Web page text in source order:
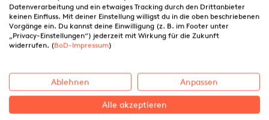
Instagram für Autoren
31.05.2016 ·Anja Meiners
Datenverarbeitung und ein etwaiges Tracking durch den Drittanbieter
keinen Einfluss. Mit deiner Einstellung willigst du in die oben beschriebenen
Vorgänge ein. Du kannst deine Einwilligung (z. B. im Footer unter
„Privacy-Einstellungen“) jederzeit mit Wirkung für die Zukunft
widerrufen. (BoD-Impressum)
Ablehnen Anpassen
Alle akzeptieren